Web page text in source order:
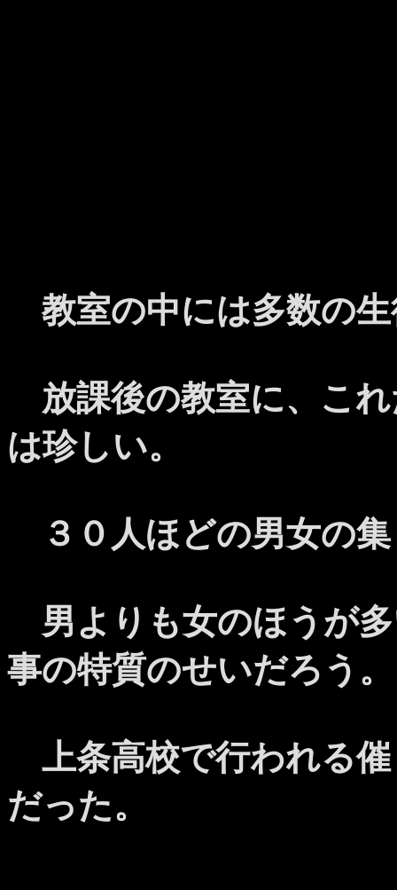
教室の中には多数の
放課後の教室に、こ
は珍しい。
３０人ほどの男女の
男よりも女のほうが
事の特質のせいだろう。
上条高校で行われる
だった。